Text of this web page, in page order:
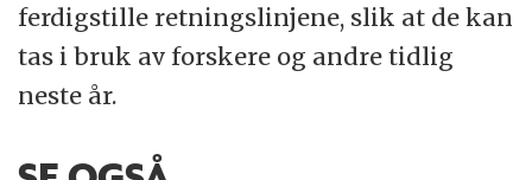
ferdigstille retningslinjene, slik at de kan
tas i bruk av forskere og andre tidlig
neste år.